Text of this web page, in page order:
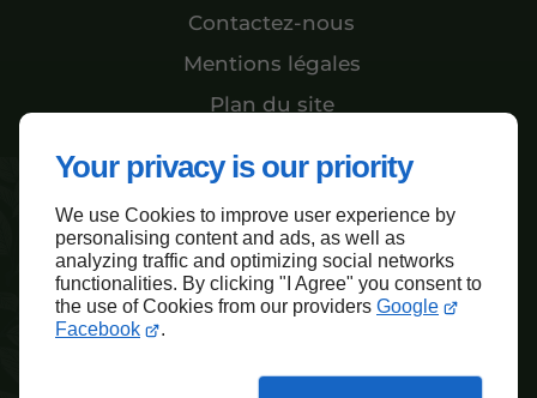
Your privacy is our priority
We use Cookies to improve user experience by
personalising content and ads, as well as
analyzing traffic and optimizing social networks
functionalities. By clicking "I Agree" you consent to
the use of Cookies from our providers Google
Facebook
.
Contactez-nous
Mentions légales
Plan du site
Haut de page